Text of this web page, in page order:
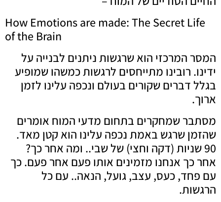
How Emotions are made: The Secret Life
of the Brain
המסר המרכזי הוא שרגשות ניתנים לבנייה על
ידינו. רובינו מתייחסים לרגשות כמשהו שמופיע
בגלל דברים שקורים בעולם ונכפה עלינו לזמן
ארוך.
מסתבר שמחקרים בתחום מדעי המוח אומרים
שהזמן שרגש באמת נכפה עלינו הוא קטן מאד.
90 שניות (דקה וחצי) של שבי.. ומה אחר כך?
אחר כך אנחנו מזמינים אותו פעם אחר פעם. כך
עם פחד, כעס, עצב, גועל, הנאה.. עם כל
הרגשות.